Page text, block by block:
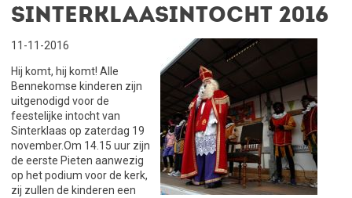
Sinterklaasintocht 2016
11-11-2016
Hij komt, hij komt! Alle
Bennekomse kinderen zijn
uitgenodigd voor de
feestelijke intocht van
Sinterklaas op zaterdag 19
november.Om 14.15 uur zijn
de eerste Pieten aanwezig
op het podium voor de kerk,
zij zullen de kinderen een